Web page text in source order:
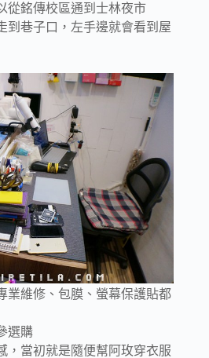
從銘傳校區通到士林夜市
到巷子口，左手邊就會看到屋
業維修、包膜、螢幕保護貼都
選購
，當初就是隨便幫阿玫穿衣服